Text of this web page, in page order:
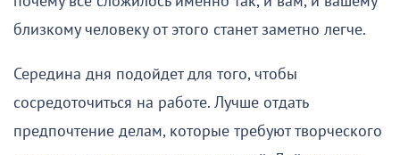
близкому человеку от этого станет заметно легче.
Середина дня подойдет для того, чтобы
сосредоточиться на работе. Лучше отдать
предпочтение делам, которые требуют творческого